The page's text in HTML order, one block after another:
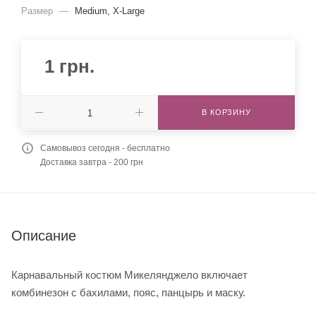
Размер — Medium, X-Large
1 грн.
В КОРЗИНУ
Самовывоз сегодня - бесплатно
Доставка завтра - 200 грн
Описание
Карнавальный костюм Микелянджело включает
комбинезон с бахилами, пояс, панцырь и маску.